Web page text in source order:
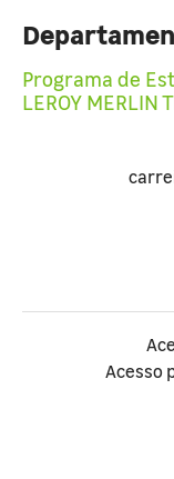
Programa de
LEROY MERLIN
Acesso